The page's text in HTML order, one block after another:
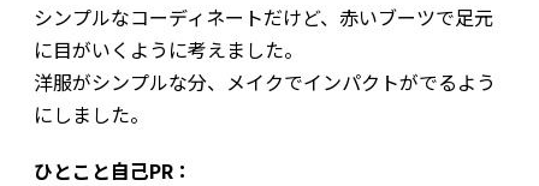
シンプルなコーディネートだけど、赤いブーツで足元
に目がいくように考えました。
洋服がシンプルな分、メイクでインパクトがでるよう
にしました。
ひとこと自己PR：